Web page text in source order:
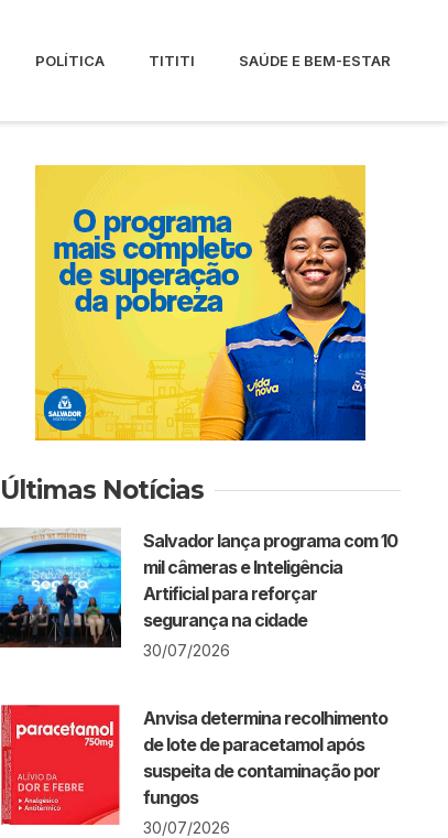
POLÍTICA TITITI SAÚDE E BEM-ESTAR
Últimas Notícias
Salvador lança programa com 10
mil câmeras e Inteligência
Artificial para reforçar
segurança na cidade
30/07/2026
Anvisa determina recolhimento
de lote de paracetamol após
suspeita de contaminação por
fungos
30/07/2026